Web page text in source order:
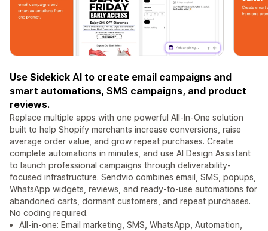
Use Sidekick AI to create email campaigns and
smart automations, SMS campaigns, and product
reviews.
Replace multiple apps with one powerful All-In-One solution
built to help Shopify merchants increase conversions, raise
average order value, and grow repeat purchases. Create
complete automations in minutes, and use AI Design Assistant
to launch professional campaigns through deliverability-
focused infrastructure. Sendvio combines email, SMS, popups,
WhatsApp widgets, reviews, and ready-to-use automations for
abandoned carts, dormant customers, and repeat purchases.
No coding required.
All-in-one: Email marketing, SMS, WhatsApp, Automation,